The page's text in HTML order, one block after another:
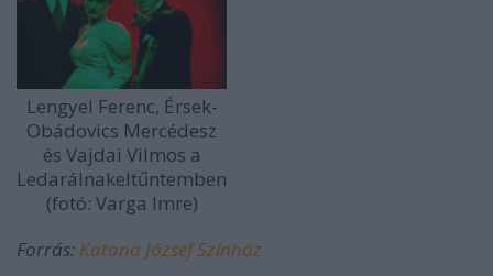
Lengyel Ferenc, Érsek-
Obádovics Mercédesz
és Vajdai Vilmos a
Ledarálnakeltűntemben
(fotó: Varga Imre)
Forrás: Katona József Színház